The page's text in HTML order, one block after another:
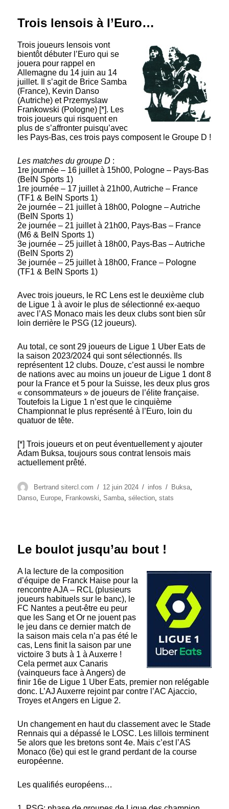
Trois lensois à l’Euro…
Trois joueurs lensois vont
bientôt débuter l’Euro qui se
jouera pour rappel en
Allemagne du 14 juin au 14
juillet. Il s’agit de Brice Samba
(France), Kevin Danso
(Autriche) et Przemyslaw
Frankowski (Pologne) [*]. Les
trois joueurs qui risquent en
plus de s’affronter puisqu’avec
les Pays-Bas, ces trois pays composent le Groupe D !
Les matches du groupe D :
1re journée – 16 juillet à 15h00, Pologne – Pays-Bas
(BeIN Sports 1)
1re journée – 17 juillet à 21h00, Autriche – France
(TF1 & BeIN Sports 1)
2e journée – 21 juillet à 18h00, Pologne – Autriche
(BeIN Sports 1)
2e journée – 21 juillet à 21h00, Pays-Bas – France
(M6 & BeIN Sports 1)
3e journée – 25 juillet à 18h00, Pays-Bas – Autriche
(BeIN Sports 2)
3e journée – 25 juillet à 18h00, France – Pologne
(TF1 & BeIN Sports 1)
Avec trois joueurs, le RC Lens est le deuxième club
de Ligue 1 à avoir le plus de sélectionné ex-aequo
avec l’AS Monaco mais les deux clubs sont bien sûr
loin derrière le PSG (12 joueurs).
Au total, ce sont 29 joueurs de Ligue 1 Uber Eats de
la saison 2023/2024 qui sont sélectionnés. Ils
représentent 12 clubs. Douze, c’est aussi le nombre
de nations avec au moins un joueur de Ligue 1 dont 8
pour la France et 5 pour la Suisse, les deux plus gros
« consommateurs » de joueurs de l’élite française.
Toutefois la Ligue 1 n’est que le cinquième
Championnat le plus représenté à l’Euro, loin du
quatuor de tête.
[*] Trois joueurs et on peut éventuellement y ajouter
Adam Buksa, toujours sous contrat lensois mais
actuellement prêté.
Auteur
Bertrand sitercl.com
Publié
le
12 juin 2024 Catégories
infos Étiquettes
Buksa,
Danso, Europe, Frankowski,Samba,sélection,stats
Le boulot jusqu’au bout !
A la lecture de la composition
d’équipe de Franck Haise pour la
rencontre AJA – RCL (plusieurs
joueurs habituels sur le banc), le
FC Nantes a peut-être eu peur
que les Sang et Or ne jouent pas
le jeu dans ce dernier match de
la saison mais cela n’a pas été le
cas, Lens finit la saison par une
victoire 3 buts à 1 à Auxerre !
Cela permet aux Canaris
(vainqueurs face à Angers) de
finir 16e de Ligue 1 Uber Eats, premier non relégable
donc. L’AJ Auxerre rejoint par contre l’AC Ajaccio,
Troyes et Angers en Ligue 2.
Un changement en haut du classement avec le Stade
Rennais qui a dépassé le LOSC. Les lillois terminent
5e alors que les bretons sont 4e. Mais c’est l’AS
Monaco (6e) qui est le grand perdant de la course
européenne.
Les qualifiés européens…